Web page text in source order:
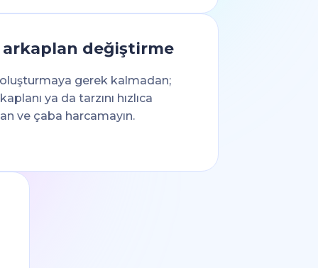
arkaplan değiştirme
gerek kalmadan;
ya da tarzını hızlıca
ve çaba harcamayın.